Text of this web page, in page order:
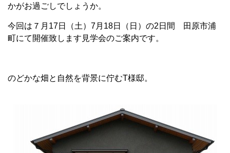
かがお過ごしでしょうか。
今回は７月17日（土）7月18日（日）の2日間 田原市浦
町にて開催致します見学会のご案内です。
のどかな畑と自然を背景に佇むT様邸。